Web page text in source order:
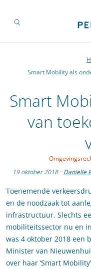
Smart Mobility als
Smart
van
19 oktober 2018 · Daniëlle
Toenemende
en de noodzaak tot
infrastructuur. Slechts
mobiliteitssector nu en
was 4 oktober 2018 een
Minister van
over haar ‘Smart